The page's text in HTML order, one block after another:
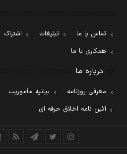
تماس با ما تبلیغات اشتراک
همکاری با ما
درباره ما
معرفی روزنامه
بیانیه مأموریت
آئین نامه اخلاق حرفه ای